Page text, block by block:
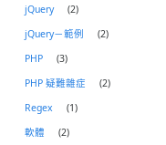
jQuery
(2)
jQuery－範例
(2)
PHP
(3)
PHP 疑難雜症
(2)
Regex
(1)
軟體
(2)